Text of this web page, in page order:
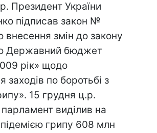
Президент України
підписав закон №
внесення змін до закону
Державний бюджет
рік» щодо
заходів по боротьбі з
15 грудня ц.р.
виділив на
грипу 608 млн